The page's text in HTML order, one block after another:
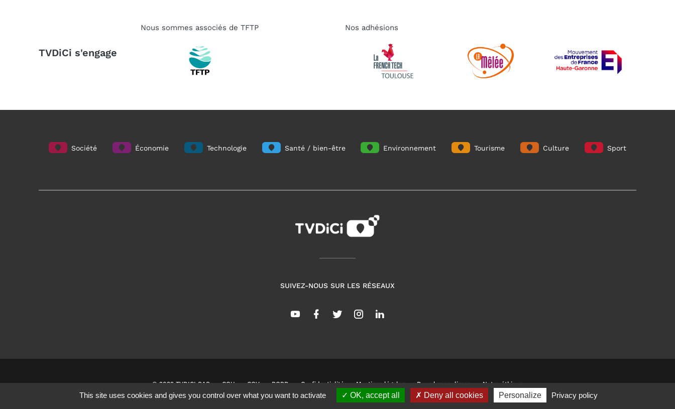
TVDiCi s'engage
Nous sommes associés de TFTP Nos adhésions
Société Économie Technologie Santé / bien-être Environnement Tourisme Culture Sport
SUIVEZ-NOUS SUR LES RÉSEAUX
© 2022 TVDICI SAS CGU CGV RGPD Confidentialité Mentions légales Dans les coulisses Notre éthique
This site uses cookies and gives you control over what you want to activate OK, accept all Deny all cookies Personalize Privacy policy